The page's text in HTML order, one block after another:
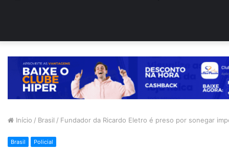
Início / Brasil / Fundador da Ricardo Eletro é preso por sonegar
Brasil Policial